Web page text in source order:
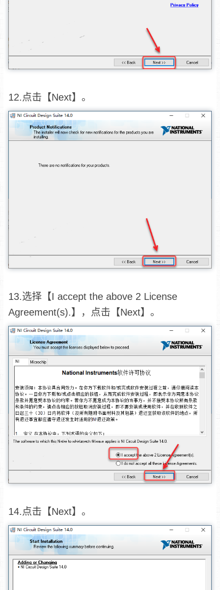
12.点击【Next】。
13.选择【I accept the above 2 License
Agreement(s).】，点击【Next】。
14.点击【Next】。